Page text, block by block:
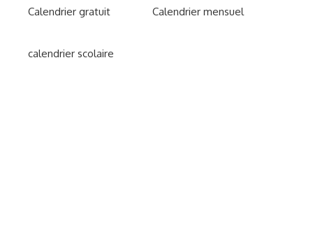
Calendrier gratuit Calendrier mensuel
calendrier scolaire